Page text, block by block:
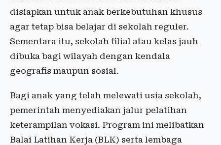
disiapkan untuk anak berkebutuhan khusus
agar tetap bisa belajar di sekolah reguler.
Sementara itu, sekolah filial atau kelas jauh
dibuka bagi wilayah dengan kendala
geografis maupun sosial.
Bagi anak yang telah melewati usia sekolah,
pemerintah menyediakan jalur pelatihan
keterampilan vokasi. Program ini melibatkan
Balai Latihan Kerja (BLK) serta lembaga